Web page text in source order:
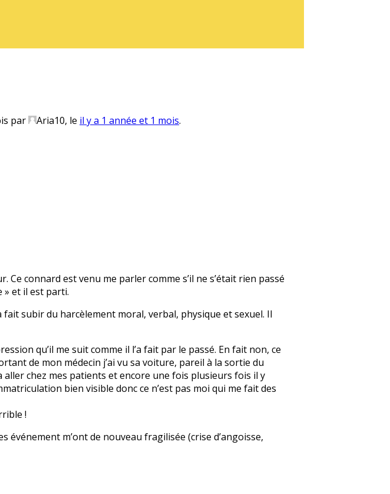
par Aria10, le il y a 1 année et 1 mois.
Ce connard est venu me parler comme s’il ne s’était rien passé
» et il est parti.
subir du harcèlement moral, verbal, physique et sexuel. Il
qu’il me suit comme il l’a fait par le passé. En fait non, ce
de mon médecin j’ai vu sa voiture, pareil à la sortie du
chez mes patients et encore une fois plusieurs fois il y
bien visible donc ce n’est pas moi qui me fait des
!
m’ont de nouveau fragilisée (crise d’angoisse,